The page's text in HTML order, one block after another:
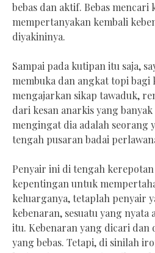
bebas dan aktif. Bebas mencari
mempertanyakan kembali
diyakininya.
Sampai pada kutipan itu saja,
membuka dan angkat topi
mengajarkan sikap tawaduk,
dari kesan anarkis yang
mengingat dia adalah seorang
tengah pusaran badai
Penyair ini di tengah
kepentingan untuk
keluarganya, tetaplah penyair
kebenaran, sesuatu yang nyata
itu. Kebenaran yang dicari dan
yang bebas. Tetapi, di sinilah